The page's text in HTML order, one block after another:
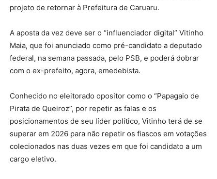
projeto de retornar à Prefeitura de Caruaru.
A aposta da vez deve ser o “influenciador digital” Vitinho
Maia, que foi anunciado como pré-candidato a deputado
federal, na semana passada, pelo PSB, e poderá dobrar
com o ex-prefeito, agora, emedebista.
Conhecido no eleitorado opositor como o “Papagaio de
Pirata de Queiroz”, por repetir as falas e os
posicionamentos de seu líder político, Vitinho terá de se
superar em 2026 para não repetir os fiascos em votações
colecionados nas duas vezes em que foi candidato a um
cargo eletivo.